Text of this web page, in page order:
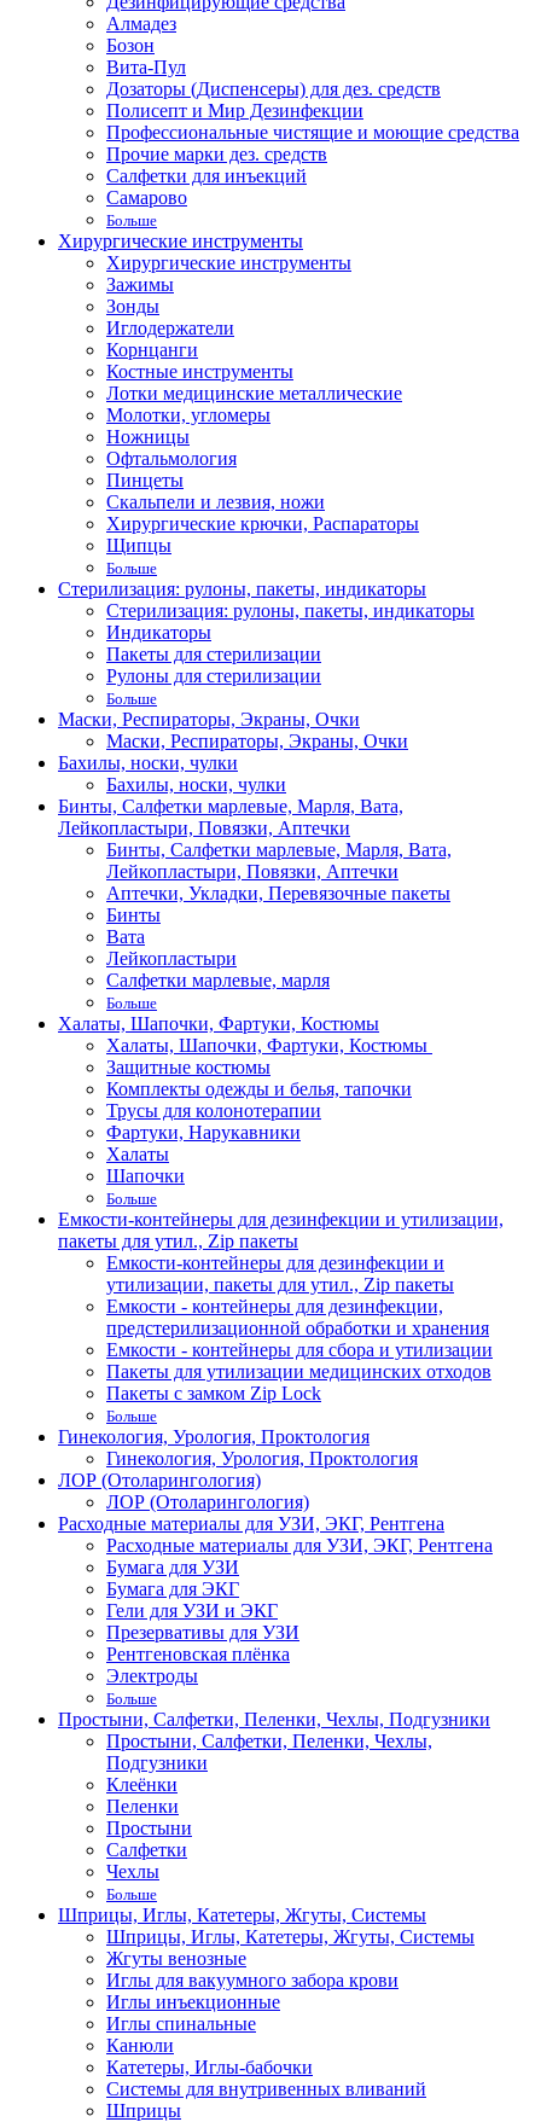
Алмадез
Бозон
Вита-Пул
Дозаторы (Диспенсеры) для дез. средств
Полисепт и Мир Дезинфекции
Профессиональные чистящие и моющие средства
Прочие марки дез. средств
Салфетки для инъекций
Самарово
Больше
Хирургические инструменты
Хирургические инструменты
Зажимы
Зонды
Иглодержатели
Корнцанги
Костные инструменты
Лотки медицинские металлические
Молотки, угломеры
Ножницы
Офтальмология
Пинцеты
Скальпели и лезвия, ножи
Хирургические крючки, Распараторы
Щипцы
Больше
Стерилизация: рулоны, пакеты, индикаторы
Стерилизация: рулоны, пакеты, индикаторы
Индикаторы
Пакеты для стерилизации
Рулоны для стерилизации
Больше
Маски, Респираторы, Экраны, Очки
Маски, Респираторы, Экраны, Очки
Бахилы, носки, чулки
Бахилы, носки, чулки
Бинты, Салфетки марлевые, Марля, Вата,
Лейкопластыри, Повязки, Аптечки
Бинты, Салфетки марлевые, Марля, Вата,
Лейкопластыри, Повязки, Аптечки
Аптечки, Укладки, Перевязочные пакеты
Бинты
Вата
Лейкопластыри
Салфетки марлевые, марля
Больше
Халаты, Шапочки, Фартуки, Костюмы
Халаты, Шапочки, Фартуки, Костюмы
Защитные костюмы
Комплекты одежды и белья, тапочки
Трусы для колонотерапии
Фартуки, Нарукавники
Халаты
Шапочки
Больше
Емкости-контейнеры для дезинфекции и утилизации,
пакеты для утил., Zip пакеты
Емкости-контейнеры для дезинфекции и
утилизации, пакеты для утил., Zip пакеты
Емкости - контейнеры для дезинфекции,
предстерилизационной обработки и хранения
Емкости - контейнеры для сбора и утилизации
Пакеты для утилизации медицинских отходов
Пакеты с замком Zip Lock
Больше
Гинекология, Урология, Проктология
Гинекология, Урология, Проктология
ЛОР (Отоларингология)
ЛОР (Отоларингология)
Расходные материалы для УЗИ, ЭКГ, Рентгена
Расходные материалы для УЗИ, ЭКГ, Рентгена
Бумага для УЗИ
Бумага для ЭКГ
Гели для УЗИ и ЭКГ
Презервативы для УЗИ
Рентгеновская плёнка
Электроды
Больше
Простыни, Салфетки, Пеленки, Чехлы, Подгузники
Простыни, Салфетки, Пеленки, Чехлы,
Подгузники
Клеёнки
Пеленки
Простыни
Салфетки
Чехлы
Больше
Шприцы, Иглы, Катетеры, Жгуты, Системы
Шприцы, Иглы, Катетеры, Жгуты, Системы
Жгуты венозные
Иглы для вакуумного забора крови
Иглы инъекционные
Иглы спинальные
Канюли
Катетеры, Иглы-бабочки
Системы для внутривенных вливаний
Шприцы